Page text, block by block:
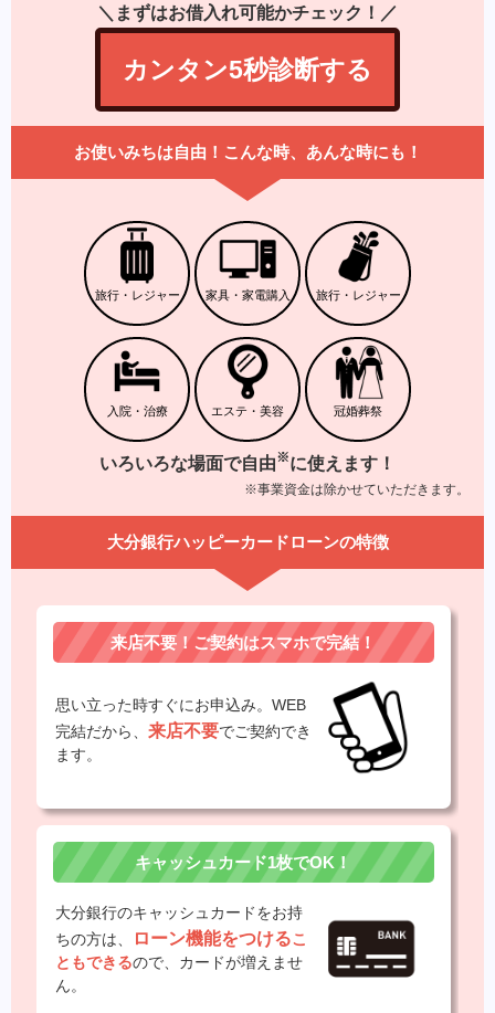
＼まずはお借入れ可能かチェック！／
カンタン5秒診断する
お使いみちは自由！こんな時、あんな時にも！
旅行・レジャー 家具・家電購入 旅行・レジャー
入院・治療 エステ・美容 冠婚葬祭
いろいろな場面で自由※に使えます！
※事業資金は除かせていただきます。
大分銀行ハッピーカードローンの特徴
来店不要！ご契約はスマホで完結！
思い立った時すぐにお申込み。WEB
完結だから、 来店不要でご契約でき
ます。
キャッシュカード1枚でOK！
大分銀行のキャッシュカードをお持
ちの方は、
ローン機能をつけるこ
ともできるので、カードが増えませ
ん。